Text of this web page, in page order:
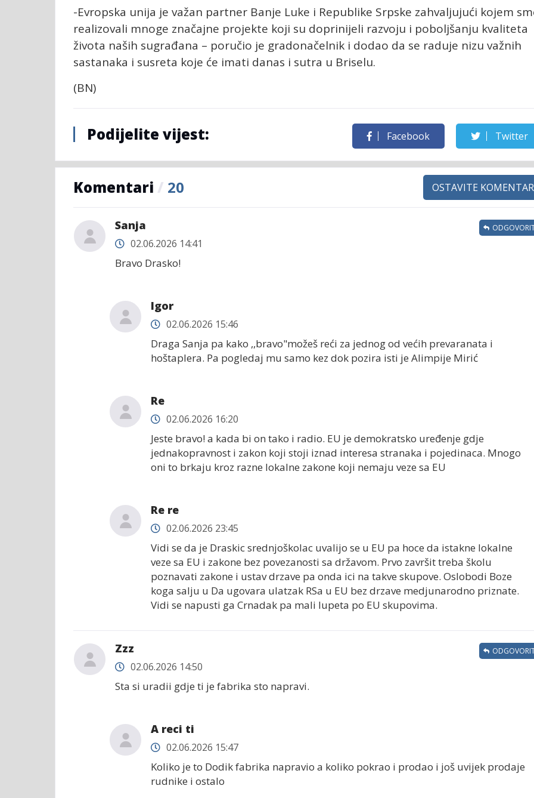
-Evropska unija je važan partner Banje Luke i Republike Srpske zahvaljujući kojem
realizovali mnoge značajne projekte koji su doprinijeli razvoju i poboljšanju kvaliteta
života naših sugrađana – poručio je gradonačelnik i dodao da se raduje nizu važnih
sastanaka i susreta koje će imati danas i sutra u Briselu.
(BN)
Podijelite vijest: Facebook Twitter
Komentari / 20 OSTAVITE KOMENTAR
Sanja
02.06.2026 14:41
Bravo Drasko!
Igor
02.06.2026 15:46
Draga Sanja pa kako ,,bravo"možeš reći za jednog od većih prevaranata i
hoštaplera. Pa pogledaj mu samo kez dok pozira isti je Alimpije Mirić
Re
02.06.2026 16:20
Jeste bravo! a kada bi on tako i radio. EU je demokratsko uređenje gdje
jednakopravnost i zakon koji stoji iznad interesa stranaka i pojedinaca. Mnogo
oni to brkaju kroz razne lokalne zakone koji nemaju veze sa EU
Re re
02.06.2026 23:45
Vidi se da je Draskic srednjoškolac uvalijo se u EU pa hoce da istakne lokalne
veze sa EU i zakone bez povezanosti sa državom. Prvo završit treba školu
poznavati zakone i ustav drzave pa onda ici na takve skupove. Oslobodi Boze
koga salju u Da ugovara ulatzak RSa u EU bez drzave medjunarodno priznate.
Vidi se napusti ga Crnadak pa mali lupeta po EU skupovima.
Zzz
02.06.2026 14:50
Sta si uradii gdje ti je fabrika sto napravi.
A reci ti
02.06.2026 15:47
Koliko je to Dodik fabrika napravio a koliko pokrao i prodao i još uvijek prodaje
rudnike i ostalo